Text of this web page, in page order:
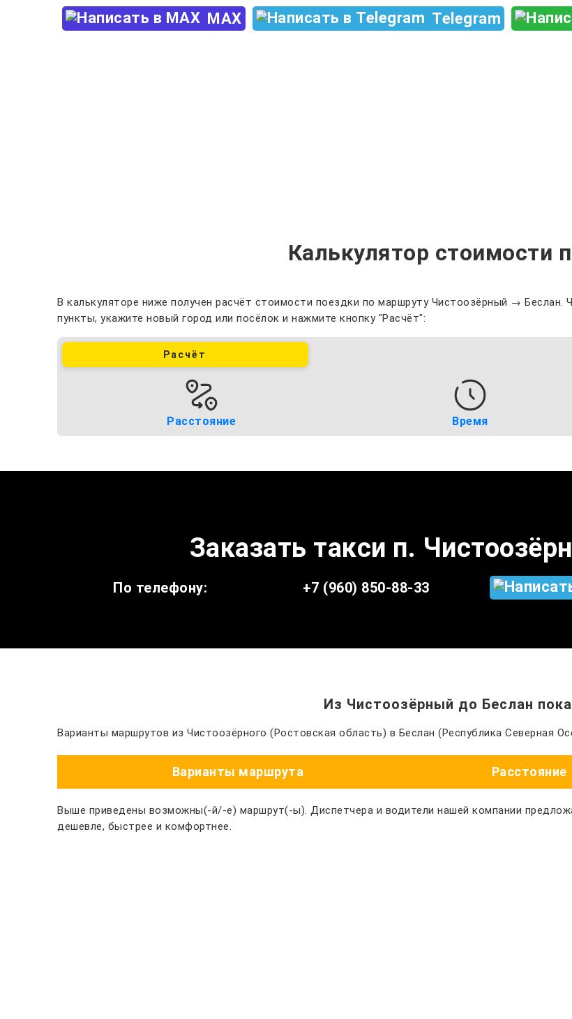
MAX Telegram
Калькулятор стоимости
В калькуляторе ниже получен расчёт стоимости поездки по маршруту Чистоозёрный → Беслан.
пункты, укажите новый город или посёлок и нажмите кнопку "Расчёт":
Расчёт
Расстояние Время
Заказать такси п.
По телефону: +7 (960) 850-88-33
Из Чистоозёрный до Беслан
Варианты маршрутов из Чистоозёрного (Ростовская область) в Беслан (Республика Северная
Варианты маршрута Расстояние
Выше приведены возможны(-й/-е) маршрут(-ы). Диспетчера и водители нашей компании
дешевле, быстрее и комфортнее.